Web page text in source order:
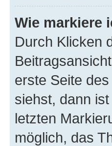
Wie markiere
Durch Klicken
erste Seite
siehst, dann
letzten
möglich, das